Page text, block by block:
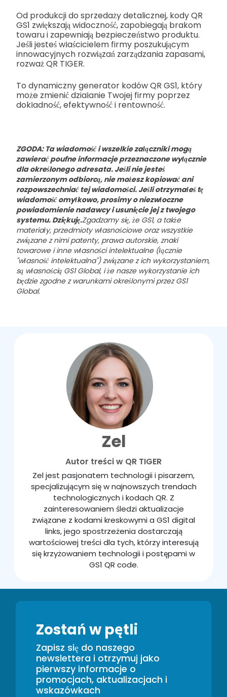
Od produkcji do sprzedaży detalicznej, kody QR
GS1 zwiększają widoczność, zapobiegają brakom
towaru i zapewniają bezpieczeństwo produktu.
Jeśli jesteś właścicielem firmy poszukującym
innowacyjnych rozwiązań zarządzania zapasami,
rozważ QR TIGER.
To dynamiczny generator kodów QR GS1, który
może zmienić działanie Twojej firmy poprzez
dokładność, efektywność i rentowność.
ZGODA: Ta wiadomość i wszelkie załączniki mogą
zawierać poufne informacje przeznaczone wyłącznie
dla określonego adresata. Jeśli nie jesteś
zamierzonym odbiorcą, nie możesz kopiować ani
rozpowszechniać tej wiadomości. Jeśli otrzymałeś tę
wiadomość omyłkowo, prosimy o niezwłoczne
powiadomienie nadawcy i usunięcie jej z twojego
systemu. Dziękuję.Zgadzamy się, że GS1, a także
materiały, przedmioty własnościowe oraz wszystkie
związane z nimi patenty, prawa autorskie, znaki
towarowe i inne własności intelektualne (łącznie
"własność intelektualna") związane z ich wykorzystaniem,
są własnością GS1 Global, i że nasze wykorzystanie ich
będzie zgodne z warunkami określonymi przez GS1
Global.
Zel
Autor treści w QR TIGER
Zel jest pasjonatem technologii i pisarzem,
specjalizującym się w najnowszych trendach
technologicznych i kodach QR. Z
zainteresowaniem śledzi aktualizacje
związane z kodami kreskowymi a GS1 digital
links, jego spostrzeżenia dostarczają
wartościowej treści dla tych, którzy interesują
się krzyżowaniem technologii i postępami w
GS1 QR code.
Zostań w pętli
Zapisz się do naszego
newslettera i otrzymuj jako
pierwszy informacje o
promocjach, aktualizacjach i
wskazówkach